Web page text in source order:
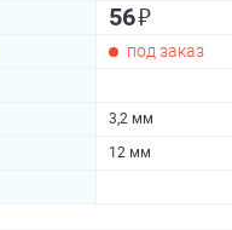
56₽
под заказ
3,2 мм
12 мм